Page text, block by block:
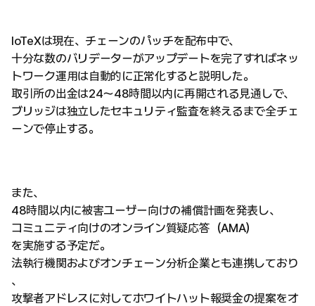
IoTeXは現在、チェーンのパッチを配布中で、
十分な数のバリデーターがアップデートを完了すればネッ
トワーク運用は自動的に正常化すると説明した。
取引所の出金は24〜48時間以内に再開される見通しで、
ブリッジは独立したセキュリティ監査を終えるまで全チェ
ーンで停止する。
また、
48時間以内に被害ユーザー向けの補償計画を発表し、
コミュニティ向けのオンライン質疑応答（AMA）
を実施する予定だ。
法執行機関およびオンチェーン分析企業とも連携しており
、
攻撃者アドレスに対してホワイトハット報奨金の提案をオ